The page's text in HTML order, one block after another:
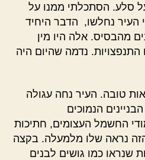
סלע. הסתכלתי ממנו על
נחלשו, הדבר היחיד
מהבסיס. אלה היו מין
התנפצויות. נדמה שהיום היה
טובה. העיר נחה עגולה
הנמוכים
החשמל העצומים, חתיכות
נראה שלו מלמעלה. בקצה
שנראו כמו גושים לבנים